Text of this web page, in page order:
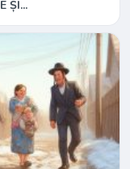
ȘI...